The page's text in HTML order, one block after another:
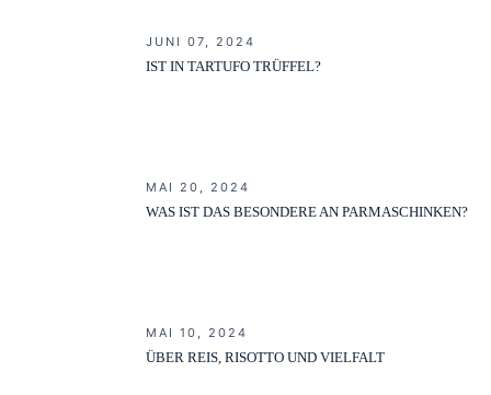
JUNI 07, 2024
IST IN TARTUFO TRÜFFEL?
MAI 20, 2024
WAS IST DAS BESONDERE AN PARMASCHINKEN?
MAI 10, 2024
ÜBER REIS, RISOTTO UND VIELFALT